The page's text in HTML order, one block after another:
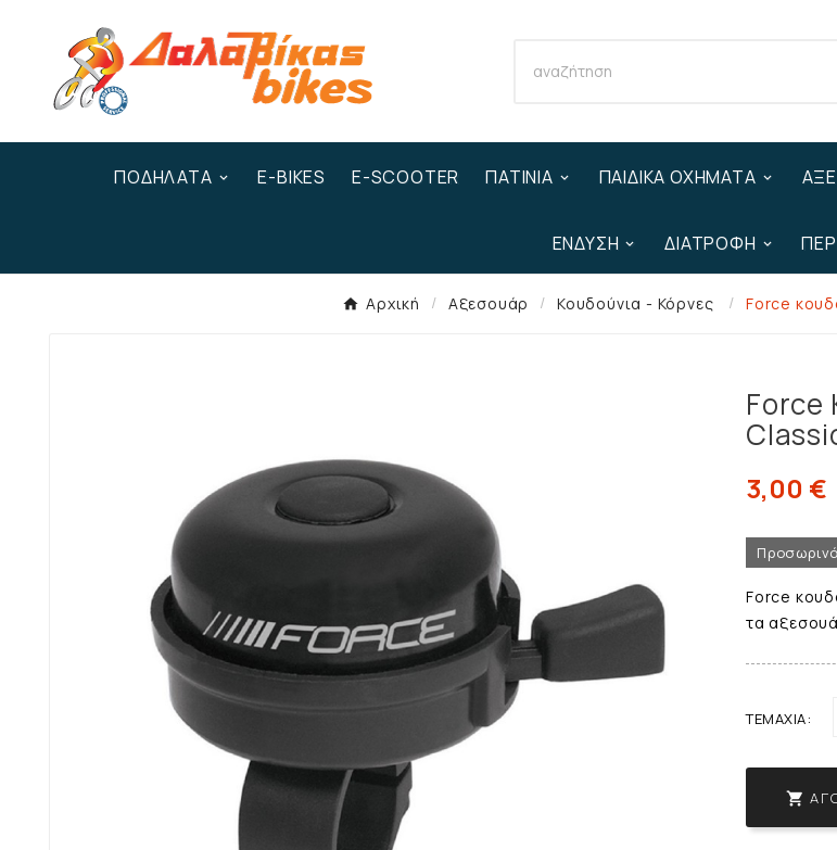
ΠΟΔΉΛΑΤΑ E-BIKES E-SCOOTER ΠΑΤΊΝΙΑ ΠΑΙΔΙΚΆ ΟΧΉΜΑΤΑ
ΈΝΔΥΣΗ ΔΙΑΤΡΟΦΉ
Αρχική Αξεσουάρ Κουδούνια - Κόρνες Force
Force
3,00 €
Force
τα
ΤΕΜΆΧΙΑ:
